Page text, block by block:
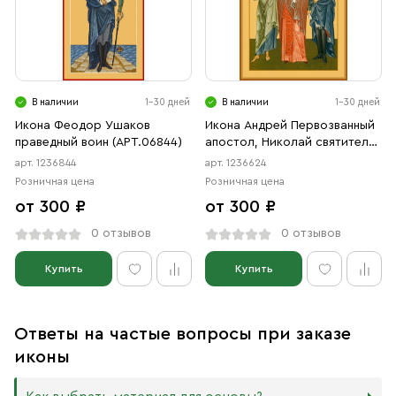
В наличии 1-30 дней
Икона Феодор Ушаков
праведный воин (АРТ.06844)
арт. 1236844
Розничная цена
от 300 ₽
0 отзывов
Купить
В наличии 1-30 дней
Икона Андрей Первозванный
апостол, Николай святитель,
Феодор Ушаков праведный
(АРТ.06624)
арт. 1236624
Розничная цена
от 300 ₽
0 отзывов
Купить
Ответы на частые вопросы при заказе
иконы